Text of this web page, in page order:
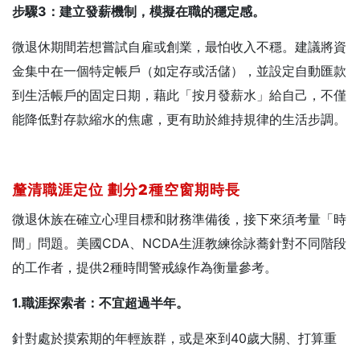
步驟3 ：建立發薪機制，模擬在職的穩定感。
微退休期間若想嘗試自雇或創業，最怕收入不穩。建議將資
金集中在一個特定帳戶（如定存或活儲），並設定自動匯款
到生活帳戶的固定日期，藉此「按月發薪水」給自己，不僅
能降低對存款縮水的焦慮，更有助於維持規律的生活步調。
釐清職涯定位 劃分2種空窗期時長
微退休族在確立心理目標和財務準備後，接下來須考量「時
間」問題。美國CDA、NCDA生涯教練徐詠蕎針對不同階段
的工作者，提供2種時間警戒線作為衡量參考。
1.職涯探索者：不宜超過半年。
針對處於摸索期的年輕族群，或是來到40歲大關、打算重